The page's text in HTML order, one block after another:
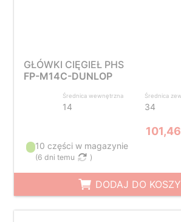
GŁÓWKI CIĘGIEŁ PHS
FP-M14C-DUNLOP
Średnica wewnętrzna
14
Średnica
34
10 części w magazynie
(6 dni temu )
DODAJ DO